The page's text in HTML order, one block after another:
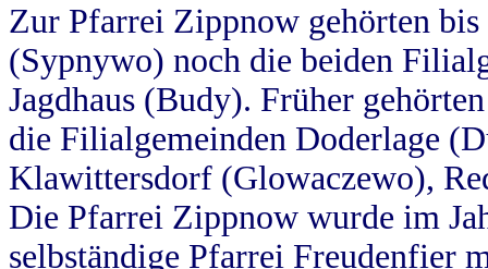
Zur Pfarrei Zippnow gehörten
(Sypnywo) noch die beiden
Jagdhaus (Budy). Früher
die Filialgemeinden Doderlage
Klawittersdorf (Glowaczewo),
Die Pfarrei Zippnow wurde im
selbständige Pfarrei Freudenfier